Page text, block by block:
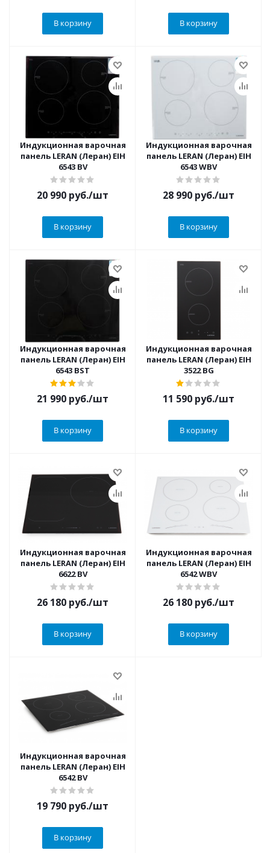
В корзину В корзину
Индукционная варочная
панель LERAN (Леран) EIH
6543 BV
20 990 руб./шт
В корзину
Индукционная варочная
панель LERAN (Леран) EIH
6543 WBV
28 990 руб./шт
В корзину
Индукционная варочная
панель LERAN (Леран) EIH
6543 BST
21 990 руб./шт
В корзину
Индукционная варочная
панель LERAN (Леран) EIH
3522 BG
11 590 руб./шт
В корзину
Индукционная варочная
панель LERAN (Леран) EIH
6622 BV
26 180 руб./шт
В корзину
Индукционная варочная
панель LERAN (Леран) EIH
6542 WBV
26 180 руб./шт
В корзину
Индукционная варочная
панель LERAN (Леран) EIH
6542 BV
19 790 руб./шт
В корзину